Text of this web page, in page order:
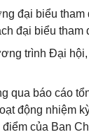
đại biểu
đại biểu tham
trình Đại
qua báo cáo
động nhiệm
điểm của Ban